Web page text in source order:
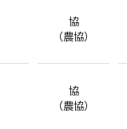
協
（農協）
協
（農協）